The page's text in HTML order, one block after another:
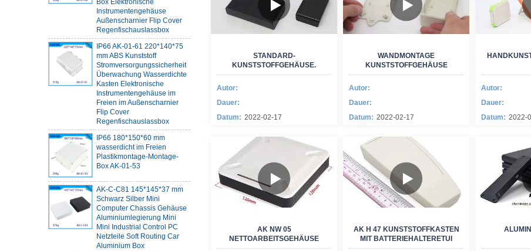
Instrumentengehäuse
Außenscharnier Flip Cover
Regenfischauslassbox
IP66 AK-01-61 220*140*75
mm ABS Kunststoff
Stromversorgungssicherheit
Überwachung Wasserdichte
Kasten Elektronische
Instrumentengehäuse im
Freien im Außenscharnier
Flip Cover
Regenfischauslassbox
IP66 180*150*60 mm
wasserdicht im Freien
Plastikmontage-Montage-
Box AK-01-53
AK-C-C81 145*145*37 mm
Schwarz Silber Mini
Computer Chassis Gehäuse
Aluminiumlegierung Mini
Mini Industrial Control PC
Netzteile Soft Routing Car
Aluminium Box
STANDARD-
KUNSTSTOFFGEHÄUSE.
Autor:
Dauer:
Datum: 2022-02-17
WANDMONTAGE
KUNSTSTOFFGEHÄUSE
Autor:
Dauer:
Datum: 2022-02-17
Autor:
Dauer:
Datum: 2022-
AK NW 05
NETTOARBEITSGEHÄUSE
AK H 47 KUNSTSTOFFKASTEN
MIT BATTERIEHALTERETUI